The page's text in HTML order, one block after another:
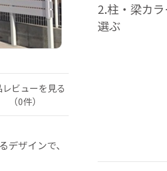
レビューを見る
（0件）
ザインで、
2.柱・梁カ
選ぶ